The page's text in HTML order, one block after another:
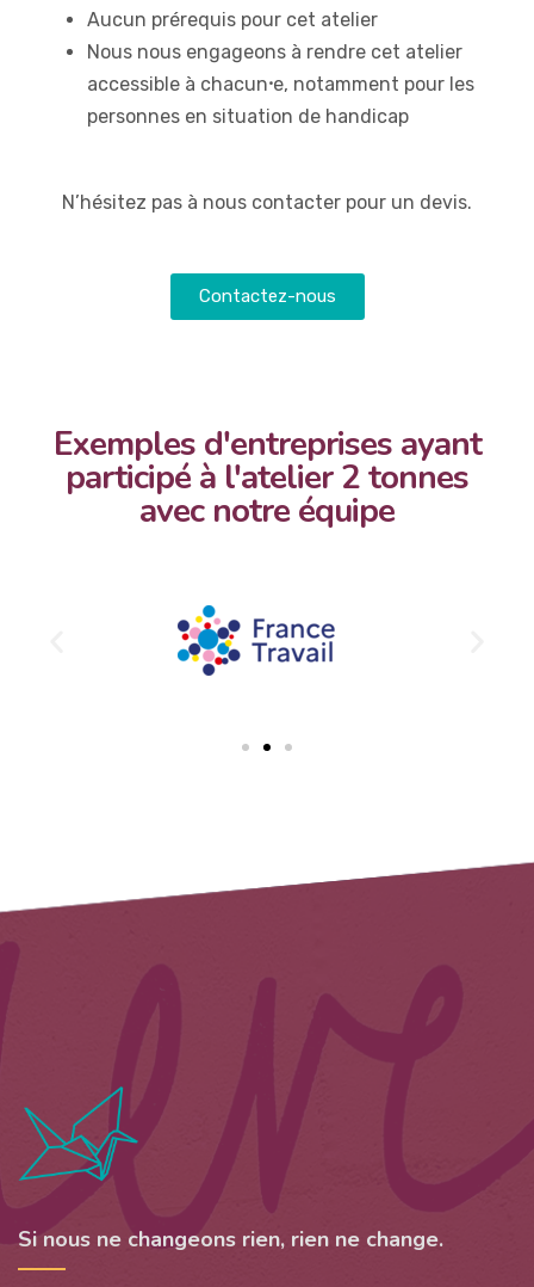
Aucun prérequis pour cet atelier
Nous nous engageons à rendre cet atelier
accessible à chacun⸱e, notamment pour les
personnes en situation de handicap
N’hésitez pas à nous contacter pour un devis.
Contactez-nous
Exemples d'entreprises ayant
participé à l'atelier 2 tonnes
avec notre équipe
Si nous ne changeons rien, rien ne change.